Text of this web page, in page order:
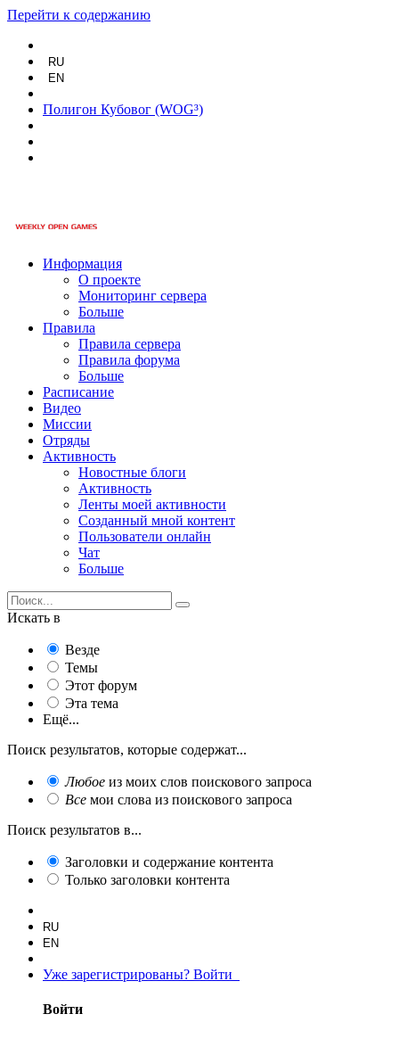
Перейти к содержанию
RU
EN
Полигон Кубовог (WOG³)
Информация
О проекте
Мониторинг сервера
Больше
Правила
Правила сервера
Правила форума
Больше
Расписание
Видео
Миссии
Отряды
Активность
Новостные блоги
Активность
Ленты моей активности
Созданный мной контент
Пользователи онлайн
Чат
Больше
Искать в
Везде
Темы
Этот форум
Эта тема
Ещё...
Поиск результатов, которые содержат...
Любое из моих слов поискового запроса
Все мои слова из поискового запроса
Поиск результатов в...
Заголовки и содержание контента
Только заголовки контента
RU
EN
Уже зарегистрированы? Войти
Войти